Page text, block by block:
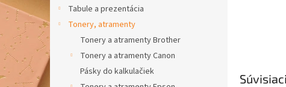
Tabule a prezentácia
Tonery, atramenty
Tonery a atramenty Brother
Tonery a atramenty Canon
Pásky do kalkulačiek